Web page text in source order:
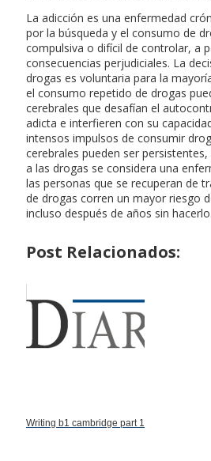
La adicción es una enfermedad
por la búsqueda y el consumo de
compulsiva o difícil de controlar, a
consecuencias perjudiciales. La
drogas es voluntaria para la
el consumo repetido de drogas
cerebrales que desafían el
adicta e interfieren con su
intensos impulsos de consumir
cerebrales pueden ser
a las drogas se considera una
las personas que se recuperan de
de drogas corren un mayor riesgo
incluso después de años sin hacerlo.
Post Relacionados:
Writing b1 cambridge part 1